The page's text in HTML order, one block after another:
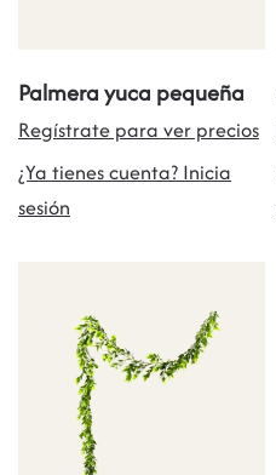
Palmera yuca pequeña
Regístrate para ver precios
¿Ya tienes cuenta? Inicia
sesión